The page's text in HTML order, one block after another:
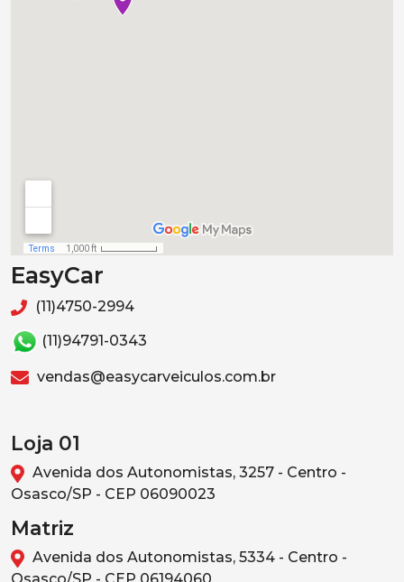
EasyCar
(11)4750-2994
(11)94791-0343
vendas@easycarveiculos.com.br
Loja 01
Avenida dos Autonomistas, 3257 - Centro -
Osasco/SP - CEP 06090023
Matriz
Avenida dos Autonomistas, 5334 - Centro -